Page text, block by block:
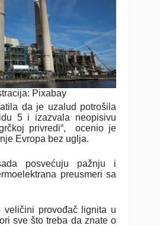
Pixabay
da je uzalud potrošila
5 i izazvala neopisivu
privredi“, ocenio je
Evropa bez uglja.
posvećuju pažnju i
preusmeri sa
veličini provođač lignita u
sve što treba da znate o